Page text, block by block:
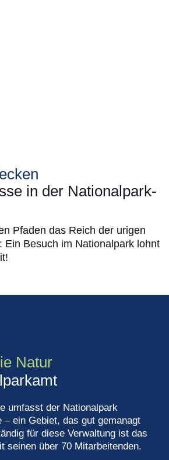
in der Nationalpark-
Pfaden das Reich der urigen
Ein Besuch im Nationalpark lohnt
Natur
umfasst der Nationalpark
– ein Gebiet, das gut gemanagt
für diese Verwaltung ist das
seinen über 70 Mitarbeitenden.